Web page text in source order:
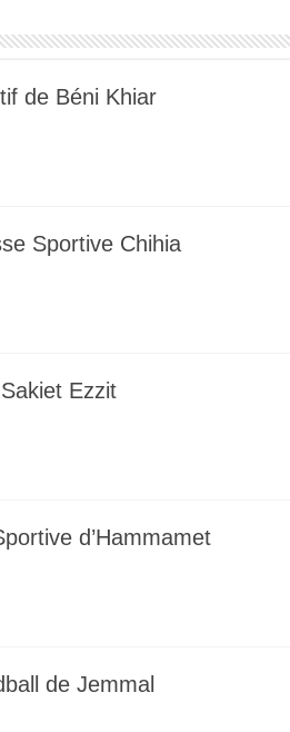
de Béni Khiar
Sportive Chihia
Ezzit
d’Hammamet
de Jemmal